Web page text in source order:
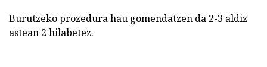
Burutzeko prozedura hau gomendatzen da 2-3 aldiz
astean 2 hilabetez.